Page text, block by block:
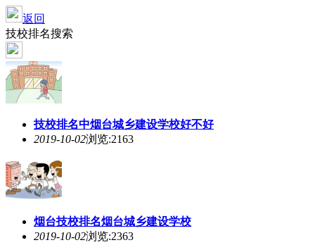
返回
技校排名搜索
技校排名中烟台城乡建设学校好不好
2019-10-02浏览:2163
烟台技校排名烟台城乡建设学校
2019-10-02浏览:2363